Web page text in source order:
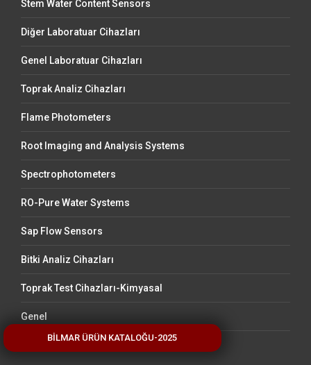
Stem Water Content Sensors
Diğer Laboratuar Cihazları
Genel Laboratuar Cihazları
Toprak Analiz Cihazları
Flame Photometers
Root Imaging and Analysis Systems
Spectrophotometers
RO-Pure Water Systems
Sap Flow Sensors
Bitki Analiz Cihazları
Toprak Test Cihazları-Kimyasal
Genel
BİLMAR ÜRÜN KATALOĞU-2025